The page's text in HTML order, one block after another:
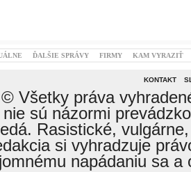
ĎALŠIE SPRÁVY FIRMY KAM VYRAZIŤ
KONTAKT
Všetky práva
sú názormi
Rasistické,
si vyhradzuje
napádaniu sa